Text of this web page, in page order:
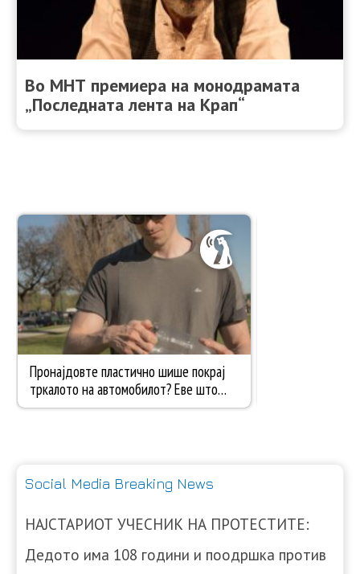
Во МНТ премиера на монодрамата
„Последната лента на Крап“
Social Media Breaking News
НАЈСТАРИОТ УЧЕСНИК НА ПРОТЕСТИТЕ:
Дедото има 108 години и поодршка против